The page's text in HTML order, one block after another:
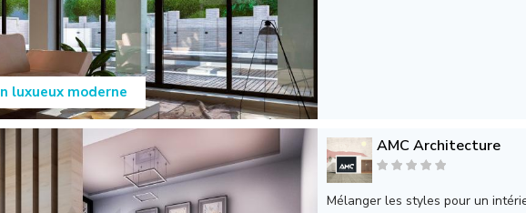
luxueux moderne
AMC Architecture
Mélanger les styles pour un